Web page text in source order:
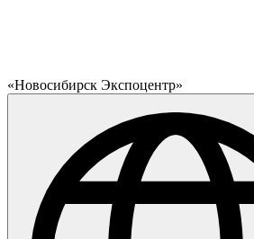
«Новосибирск Экспоцентр»